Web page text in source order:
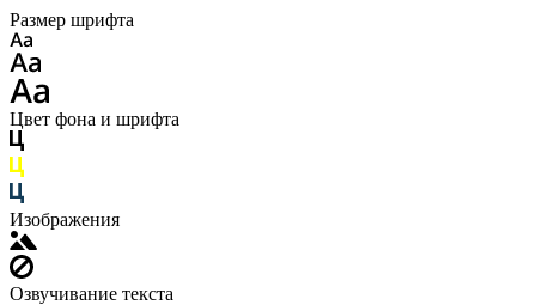
Размер шрифта
Цвет фона и шрифта
Изображения
Озвучивание текста